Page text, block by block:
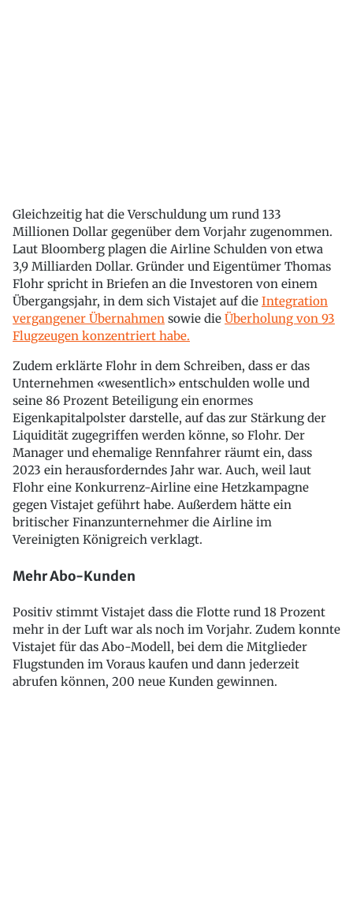
Gleichzeitig hat die Verschuldung um rund 133
Millionen Dollar gegenüber dem Vorjahr zugenommen.
Laut Bloomberg plagen die Airline Schulden von etwa
3,9 Milliarden Dollar. Gründer und Eigentümer Thomas
Flohr spricht in Briefen an die Investoren von einem
Übergangsjahr, in dem sich Vistajet auf die Integration
vergangener Übernahmen sowie die Überholung von 93
Flugzeugen konzentriert habe.
Zudem erklärte Flohr in dem Schreiben, dass er das
Unternehmen «wesentlich» entschulden wolle und
seine 86 Prozent Beteiligung ein enormes
Eigenkapitalpolster darstelle, auf das zur Stärkung der
Liquidität zugegriffen werden könne, so Flohr. Der
Manager und ehemalige Rennfahrer räumt ein, dass
2023 ein herausforderndes Jahr war. Auch, weil laut
Flohr eine Konkurrenz-Airline eine Hetzkampagne
gegen Vistajet geführt habe. Außerdem hätte ein
britischer Finanzunternehmer die Airline im
Vereinigten Königreich verklagt.
Mehr Abo-Kunden
Positiv stimmt Vistajet dass die Flotte rund 18 Prozent
mehr in der Luft war als noch im Vorjahr. Zudem konnte
Vistajet für das Abo-Modell, bei dem die Mitglieder
Flugstunden im Voraus kaufen und dann jederzeit
abrufen können, 200 neue Kunden gewinnen.